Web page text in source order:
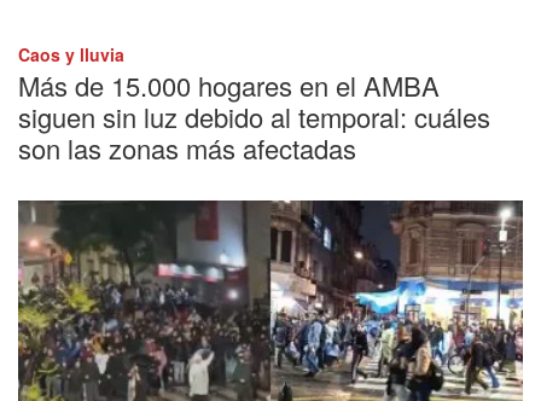
Caos y lluvia
Más de 15.000 hogares en el AMBA
siguen sin luz debido al temporal: cuáles
son las zonas más afectadas